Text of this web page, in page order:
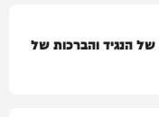
של הנגיד והברכות של